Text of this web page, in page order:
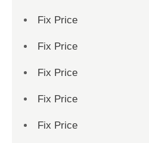
Fix Price
Fix Price
Fix Price
Fix Price
Fix Price